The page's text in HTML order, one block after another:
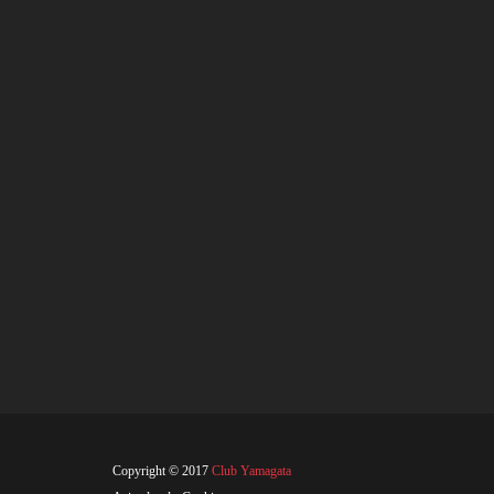
Copyright © 2017 Club Yamagata